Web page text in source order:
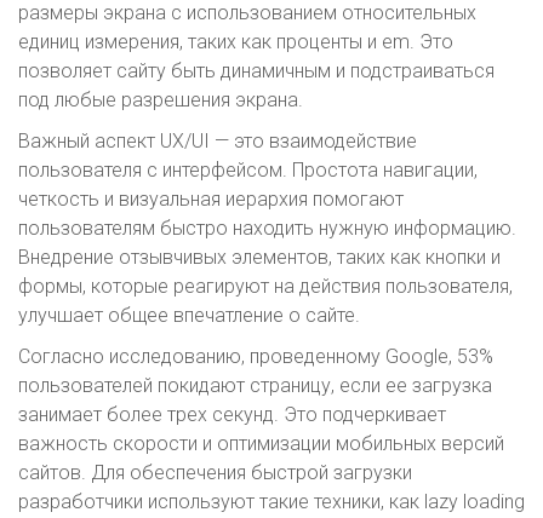
размеры экрана с использованием относительных
единиц измерения, таких как проценты и em. Это
позволяет сайту быть динамичным и подстраиваться
под любые разрешения экрана.
Важный аспект UX/UI — это взаимодействие
пользователя с интерфейсом. Простота навигации,
четкость и визуальная иерархия помогают
пользователям быстро находить нужную информацию.
Внедрение отзывчивых элементов, таких как кнопки и
формы, которые реагируют на действия пользователя,
улучшает общее впечатление о сайте.
Согласно исследованию, проведенному Google, 53%
пользователей покидают страницу, если ее загрузка
занимает более трех секунд. Это подчеркивает
важность скорости и оптимизации мобильных версий
сайтов. Для обеспечения быстрой загрузки
разработчики используют такие техники, как lazy loading